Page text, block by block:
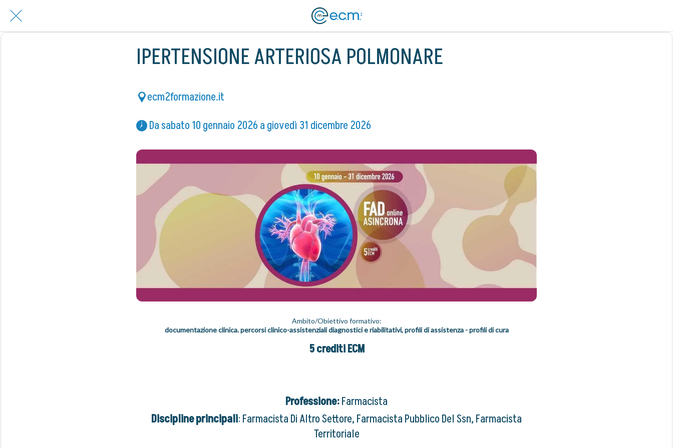
IPERTENSIONE ARTERIOSA POLMONARE
ecm2formazione.it
Da sabato 10 gennaio 2026 a giovedì 31 dicembre 2026
Ambito/Obiettivo formativo:
documentazione clinica. percorsi clinico-assistenziali diagnostici e riabilitativi, profili di assistenza - profili di cura
5 crediti ECM
Professione:Farmacista
Discipline principali: Farmacista Di Altro Settore, Farmacista Pubblico Del Ssn, Farmacista
Territoriale